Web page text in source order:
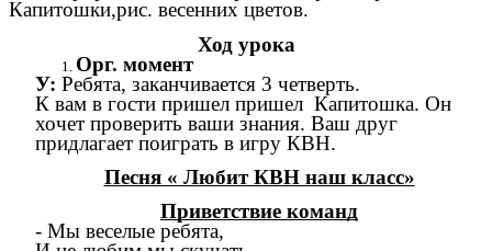
Капитошки,рис. весенних цветов.
Ход урока
Орг. момент
У: Ребята, заканчивается 3 четверть.
К вам в гости пришел пришел Капитошка. Он
хочет проверить ваши знания. Ваш друг
придлагает поиграть в игру КВН.
Песня « Любит КВН наш класс»
Приветствие команд
- Мы веселые ребята,